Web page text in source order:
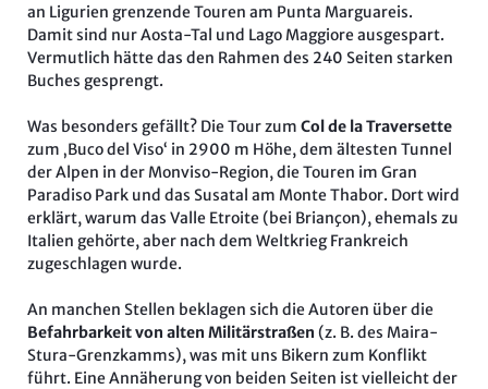
an Ligurien grenzende Touren am Punta Marguareis.
Damit sind nur Aosta-Tal und Lago Maggiore ausgespart.
Vermutlich hätte das den Rahmen des 240 Seiten starken
Buches gesprengt.
Was besonders gefällt? Die Tour zum Col de la Traversette
zum ‚Buco del Viso‘ in 2900 m Höhe, dem ältesten Tunnel
der Alpen in der Monviso-Region, die Touren im Gran
Paradiso Park und das Susatal am Monte Thabor. Dort wird
erklärt, warum das Valle Etroite (bei Briançon), ehemals zu
Italien gehörte, aber nach dem Weltkrieg Frankreich
zugeschlagen wurde.
An manchen Stellen beklagen sich die Autoren über die
Befahrbarkeit von alten Militärstraßen (z. B. des Maira-
Stura-Grenzkamms), was mit uns Bikern zum Konflikt
führt. Eine Annäherung von beiden Seiten ist vielleicht der